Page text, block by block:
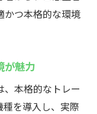
かつ本格的な環境
が魅力
本格的なトレー
を導入し、実際